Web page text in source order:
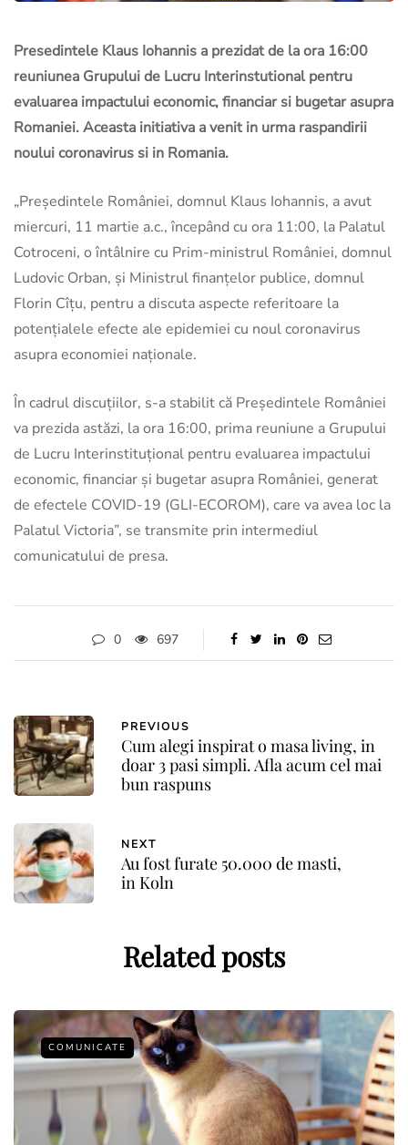
Presedintele Klaus Iohannis a prezidat de la ora 16:00
reuniunea Grupului de Lucru Interinstutional pentru
evaluarea impactului economic, financiar si bugetar asupra
Romaniei. Aceasta initiativa a venit in urma raspandirii
noului coronavirus si in Romania.
„Președintele României, domnul Klaus Iohannis, a avut
miercuri, 11 martie a.c., începând cu ora 11:00, la Palatul
Cotroceni, o întâlnire cu Prim-ministrul României, domnul
Ludovic Orban, și Ministrul finanțelor publice, domnul
Florin Cîțu, pentru a discuta aspecte referitoare la
potențialele efecte ale epidemiei cu noul coronavirus
asupra economiei naționale.
În cadrul discuțiilor, s-a stabilit că Președintele României
va prezida astăzi, la ora 16:00, prima reuniune a Grupului
de Lucru Interinstituțional pentru evaluarea impactului
economic, financiar și bugetar asupra României, generat
de efectele COVID-19 (GLI-ECOROM), care va avea loc la
Palatul Victoria”, se transmite prin intermediul
comunicatului de presa.
0 697
PREVIOUS
Cum alegi inspirat o masa living, in
doar 3 pasi simpli. Afla acum cel mai
bun raspuns
NEXT
Au fost furate 50.000 de masti,
in Koln
Related posts
COMUNICATE